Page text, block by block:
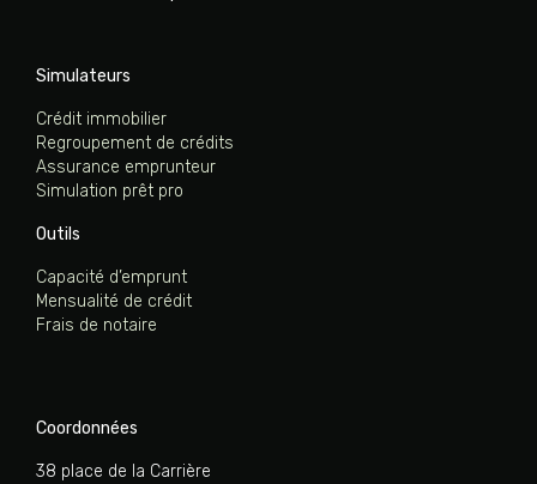
Simulateurs
Crédit immobilier
Regroupement de crédits
Assurance emprunteur
Simulation prêt pro
Outils
Capacité d’emprunt
Mensualité de crédit
Frais de notaire
Coordonnées
38 place de la Carrière